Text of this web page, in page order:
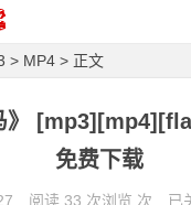
> MP4 > 正文
》
免费下载
阅读 33 次浏览 次
《
已